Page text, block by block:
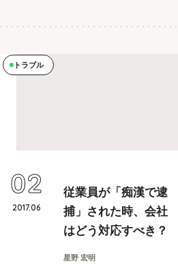
トラブル
従業員が「痴漢で逮
捕」された時、会社
はどう対応すべき？
星野 宏明
2017.06
02